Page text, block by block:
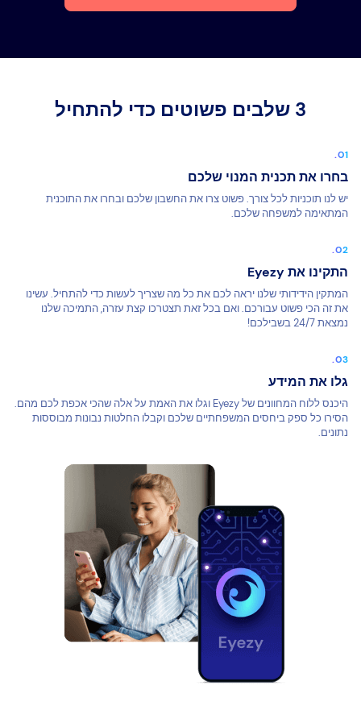
3 שלבים פשוטים כדי להתחיל
בחרו את תכנית המנוי שלכם
יש לנו תוכניות לכל צורך. פשוט צרו את החשבון שלכם ובחרו את התוכנית
המתאימה למשפחה שלכם.
התקינו את Eyezy
המתקין הידידותי שלנו יראה לכם את כל מה שצריך לעשות כדי להתחיל. עשינו
את זה הכי פשוט עבורכם. ואם בכל זאת תצטרכו קצת עזרה, התמיכה שלנו
נמצאת 24/7 בשבילכם!
גלו את המידע
היכנס ללוח המחוונים של Eyezy וגלו את האמת על אלה שהכי אכפת לכם מהם.
הסירו כל ספק ביחסים המשפחתיים שלכם וקבלו החלטות נבונות מבוססות
נתונים.